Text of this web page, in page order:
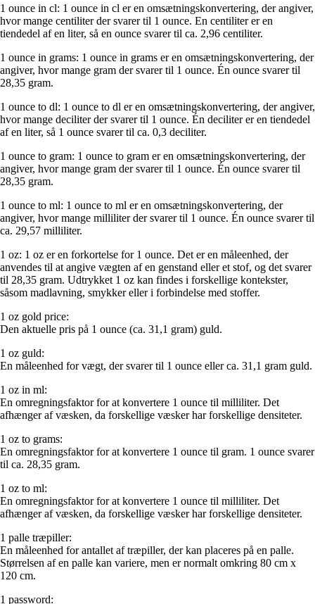
1 ounce in cl: 1 ounce in cl er en omsætningskonvertering, der angiver,
hvor mange centiliter der svarer til 1 ounce. En centiliter er en
tiendedel af en liter, så en ounce svarer til ca. 2,96 centiliter.
1 ounce in grams: 1 ounce in grams er en omsætningskonvertering, der
angiver, hvor mange gram der svarer til 1 ounce. Én ounce svarer til
28,35 gram.
1 ounce to dl: 1 ounce to dl er en omsætningskonvertering, der angiver,
hvor mange deciliter der svarer til 1 ounce. Én deciliter er en tiendedel
af en liter, så 1 ounce svarer til ca. 0,3 deciliter.
1 ounce to gram: 1 ounce to gram er en omsætningskonvertering, der
angiver, hvor mange gram der svarer til 1 ounce. Én ounce svarer til
28,35 gram.
1 ounce to ml: 1 ounce to ml er en omsætningskonvertering, der
angiver, hvor mange milliliter der svarer til 1 ounce. Én ounce svarer til
ca. 29,57 milliliter.
1 oz: 1 oz er en forkortelse for 1 ounce. Det er en måleenhed, der
anvendes til at angive vægten af en genstand eller et stof, og det svarer
til 28,35 gram. Udtrykket 1 oz kan findes i forskellige kontekster,
såsom madlavning, smykker eller i forbindelse med stoffer.
1 oz gold price:
Den aktuelle pris på 1 ounce (ca. 31,1 gram) guld.
1 oz guld:
En måleenhed for vægt, der svarer til 1 ounce eller ca. 31,1 gram guld.
1 oz in ml:
En omregningsfaktor for at konvertere 1 ounce til milliliter. Det
afhænger af væsken, da forskellige væsker har forskellige densiteter.
1 oz to grams:
En omregningsfaktor for at konvertere 1 ounce til gram. 1 ounce svarer
til ca. 28,35 gram.
1 oz to ml:
En omregningsfaktor for at konvertere 1 ounce til milliliter. Det
afhænger af væsken, da forskellige væsker har forskellige densiteter.
1 palle træpiller:
En måleenhed for antallet af træpiller, der kan placeres på en palle.
Størrelsen af en palle kan variere, men er normalt omkring 80 cm x
120 cm.
1 password: